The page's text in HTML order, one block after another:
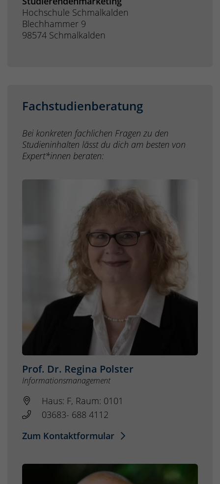
Hochschule Schmalkalden
Blechhammer 9
98574 Schmalkalden
Fachstudienberatung
Bei konkreten fachlichen Fragen zu den
Studieninhalten lässt du dich am besten von
Expert*innen beraten:
Prof. Dr. Regina Polster
Informationsmanagement
Haus: F, Raum: 0101
03683- 688 4112
Zum Kontaktformular